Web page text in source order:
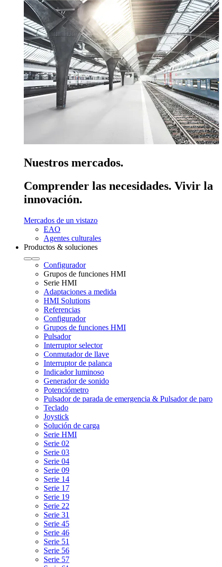
Nuestros mercados.
Comprender las necesidades. Vivir la
innovación.
Mercados de un vistazo
EAO
Agentes culturales
Productos & soluciones
Configurador
Grupos de funciones HMI
Serie HMI
Adaptaciones a medida
HMI Solutions
Referencias
Configurador
Grupos de funciones HMI
Pulsador
Interruptor selector
Conmutador de llave
Interruptor de palanca
Indicador luminoso
Generador de sonido
Potenciómetro
Pulsador de parada de emergencia & Pulsador de paro
Teclado
Joystick
Solución de carga
Serie HMI
Serie 02
Serie 03
Serie 04
Serie 09
Serie 14
Serie 17
Serie 19
Serie 22
Serie 31
Serie 45
Serie 46
Serie 51
Serie 56
Serie 57